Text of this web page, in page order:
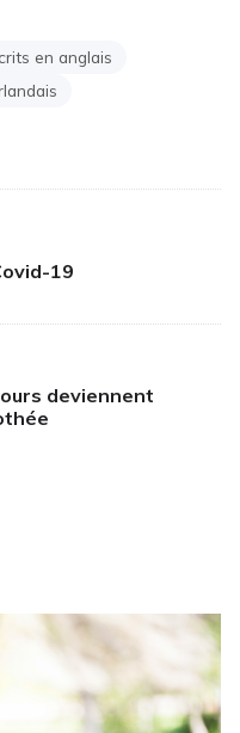
en anglais
19
deviennent